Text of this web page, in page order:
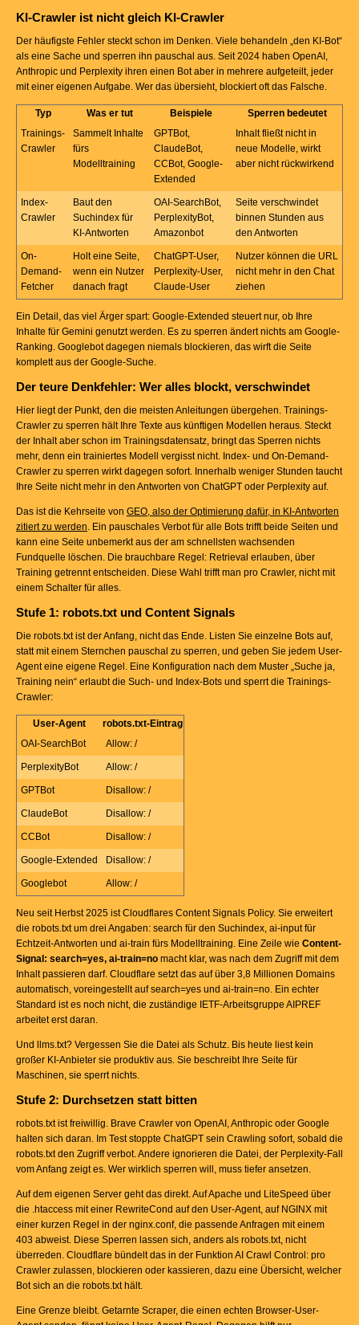
KI-Crawler ist nicht gleich KI-Crawler
Der häufigste Fehler steckt schon im Denken. Viele behandeln „den KI-Bot“
als eine Sache und sperren ihn pauschal aus. Seit 2024 haben OpenAI,
Anthropic und Perplexity ihren einen Bot aber in mehrere aufgeteilt, jeder
mit einer eigenen Aufgabe. Wer das übersieht, blockiert oft das Falsche.
Typ Was er tut Beispiele
Sperren bedeutet
Trainings-
Crawler
Sammelt Inhalte
fürs
Modelltraining
GPTBot,
ClaudeBot,
CCBot, Google-
Extended
Inhalt fließt nicht in
neue Modelle, wirkt
aber nicht rückwirkend
Index-
Crawler
Baut den
Suchindex für
KI-Antworten
OAI-SearchBot,
PerplexityBot,
Amazonbot
Seite verschwindet
binnen Stunden aus
den Antworten
On-
Demand-
Fetcher
Holt eine Seite,
wenn ein Nutzer
danach fragt
ChatGPT-User,
Perplexity-User,
Claude-User
Nutzer können die URL
nicht mehr in den Chat
ziehen
Ein Detail, das viel Ärger spart: Google-Extended steuert nur, ob Ihre
Inhalte für Gemini genutzt werden. Es zu sperren ändert nichts am Google-
Ranking. Googlebot dagegen niemals blockieren, das wirft die Seite
komplett aus der Google-Suche.
Der teure Denkfehler: Wer alles blockt, verschwindet
Hier liegt der Punkt, den die meisten Anleitungen übergehen. Trainings-
Crawler zu sperren hält Ihre Texte aus künftigen Modellen heraus. Steckt
der Inhalt aber schon im Trainingsdatensatz, bringt das Sperren nichts
mehr, denn ein trainiertes Modell vergisst nicht. Index- und On-Demand-
Crawler zu sperren wirkt dagegen sofort. Innerhalb weniger Stunden taucht
Ihre Seite nicht mehr in den Antworten von ChatGPT oder Perplexity auf.
Das ist die Kehrseite von GEO, also der Optimierung dafür, in KI-Antworten
zitiert zu werden. Ein pauschales Verbot für alle Bots trifft beide Seiten und
kann eine Seite unbemerkt aus der am schnellsten wachsenden
Fundquelle löschen. Die brauchbare Regel: Retrieval erlauben, über
Training getrennt entscheiden. Diese Wahl trifft man pro Crawler, nicht mit
einem Schalter für alles.
Stufe 1: robots.txt und Content Signals
Die robots.txt ist der Anfang, nicht das Ende. Listen Sie einzelne Bots auf,
statt mit einem Sternchen pauschal zu sperren, und geben Sie jedem User-
Agent eine eigene Regel. Eine Konfiguration nach dem Muster „Suche ja,
Training nein“ erlaubt die Such- und Index-Bots und sperrt die Trainings-
Crawler:
User-Agent
robots.txt-Eintrag
OAI-SearchBot
Allow: /
PerplexityBot Allow: /
GPTBot Disallow: /
ClaudeBot Disallow: /
CCBot Disallow: /
Google-Extended Disallow: /
Googlebot Allow: /
Neu seit Herbst 2025 ist Cloudflares Content Signals Policy. Sie erweitert
die robots.txt um drei Angaben: search für den Suchindex, ai-input für
Echtzeit-Antworten und ai-train fürs Modelltraining. Eine Zeile wie Content-
Signal: search=yes, ai-train=no macht klar, was nach dem Zugriff mit dem
Inhalt passieren darf. Cloudflare setzt das auf über 3,8 Millionen Domains
automatisch, voreingestellt auf search=yes und ai-train=no. Ein echter
Standard ist es noch nicht, die zuständige IETF-Arbeitsgruppe AIPREF
arbeitet erst daran.
Und llms.txt? Vergessen Sie die Datei als Schutz. Bis heute liest kein
großer KI-Anbieter sie produktiv aus. Sie beschreibt Ihre Seite für
Maschinen, sie sperrt nichts.
Stufe 2: Durchsetzen statt bitten
robots.txt ist freiwillig. Brave Crawler von OpenAI, Anthropic oder Google
halten sich daran. Im Test stoppte ChatGPT sein Crawling sofort, sobald die
robots.txt den Zugriff verbot. Andere ignorieren die Datei, der Perplexity-Fall
vom Anfang zeigt es. Wer wirklich sperren will, muss tiefer ansetzen.
Auf dem eigenen Server geht das direkt. Auf Apache und LiteSpeed über
die .htaccess mit einer RewriteCond auf den User-Agent, auf NGINX mit
einer kurzen Regel in der nginx.conf, die passende Anfragen mit einem
403 abweist. Diese Sperren lassen sich, anders als robots.txt, nicht
überreden. Cloudflare bündelt das in der Funktion AI Crawl Control: pro
Crawler zulassen, blockieren oder kassieren, dazu eine Übersicht, welcher
Bot sich an die robots.txt hält.
Eine Grenze bleibt. Getarnte Scraper, die einen echten Browser-User-